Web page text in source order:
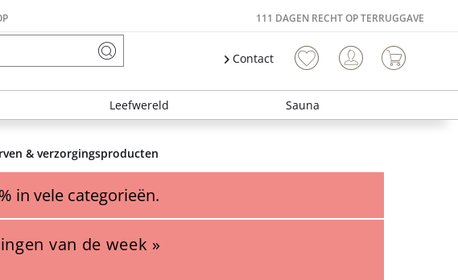
111 DAGEN RECHT OP TERRUGGAVE
Contact
Leefwereld Sauna
& verzorgingsproducten
in vele categorieën.
van de week »